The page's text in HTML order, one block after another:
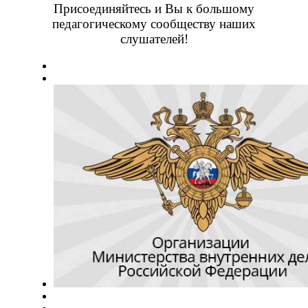
Присоединяйтесь и Вы к большому
педагогическому сообществу наших
слушателей!